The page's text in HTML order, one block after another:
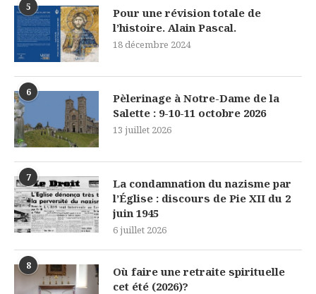
5
Pour une révision totale de
l’histoire. Alain Pascal.
18 décembre 2024
6
Pèlerinage à Notre-Dame de la
Salette : 9-10-11 octobre 2026
13 juillet 2026
7
La condamnation du nazisme par
l’Église : discours de Pie XII du 2
juin 1945
6 juillet 2026
8
Où faire une retraite spirituelle
cet été (2026)?